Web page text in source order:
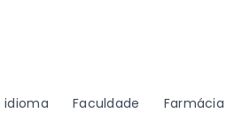
idioma Faculdade Farmácia